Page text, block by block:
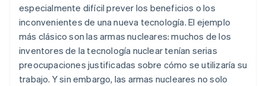
especialmente difícil prever los beneficios o los
inconvenientes de una nueva tecnología. El ejemplo
más clásico son las armas nucleares: muchos de los
inventores de la tecnología nuclear tenían serias
preocupaciones justificadas sobre cómo se utilizaría su
trabajo. Y sin embargo, las armas nucleares no solo